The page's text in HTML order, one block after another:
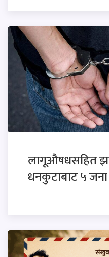
लागूऔषधसहित
धनकुटाबाट ५ जना